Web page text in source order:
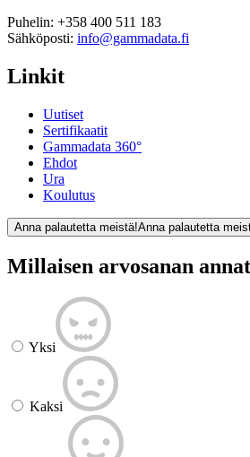
Puhelin: +358 400 511 183
Sähköposti: info@gammadata.fi
Linkit
Uutiset
Sertifikaatit
Gammadata 360°
Ehdot
Ura
Koulutus
Anna palautetta meistä!Anna palautetta
Millaisen arvosanan
Yksi
Kaksi